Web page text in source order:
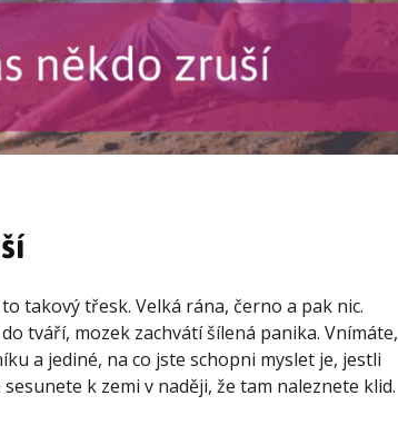
takový třesk. Velká rána, černo a pak nic.
tváří, mozek zachvátí šílená panika. Vnímáte,
a jediné, na co jste schopni myslet je, jestli
k zemi v naději, že tam naleznete klid.